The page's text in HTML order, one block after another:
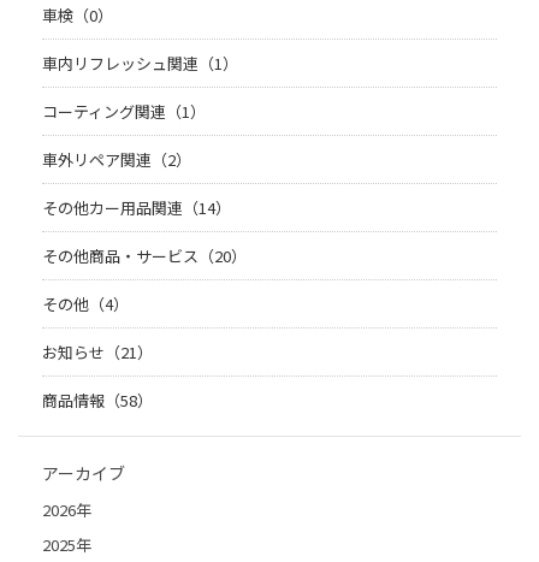
車検（0）
車内リフレッシュ関連（1）
コーティング関連（1）
車外リペア関連（2）
その他カー用品関連（14）
その他商品・サービス（20）
その他（4）
お知らせ（21）
商品情報（58）
アーカイブ
2026年
2025年